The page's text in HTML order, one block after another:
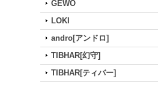
GEWO
LOKI
andro[アンドロ]
TIBHAR[幻守]
TIBHAR[ティバー]